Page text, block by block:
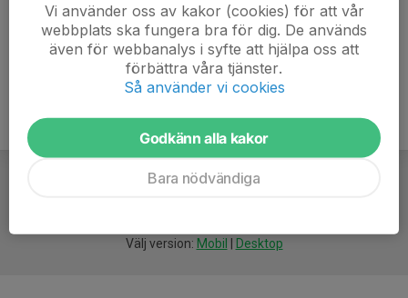
Välj version: Mobil Desktop
Vi använder oss av kakor (cookies) för att vår
webbplats ska fungera bra för dig. De används
även för webbanalys i syfte att hjälpa oss att
förbättra våra tjänster.
Så använder vi cookies
Godkänn alla kakor
Bara nödvändiga